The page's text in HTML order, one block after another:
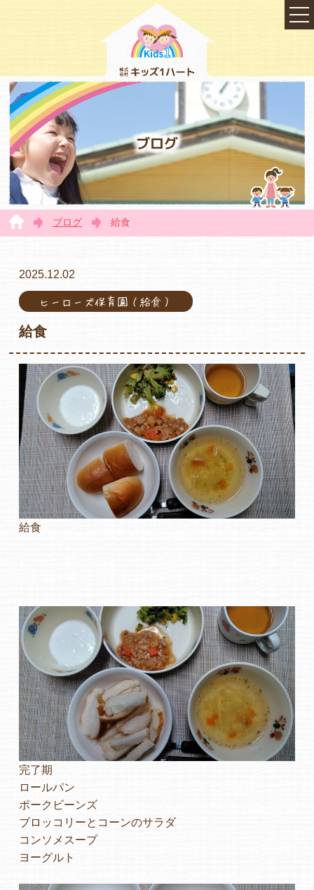
会社概要
各保育園のご紹介
入園・見学の問い合わせ
在園児保護者の方へ
よくあるご質問
ヒーローズ保育園
ヒーローズきっず園田
ヒーローズにしのみや保育園
ヒーローズ旭保育園
キッズ１ハート旭保育所
園の様子
ブログ
ブログ 給食
2025.12.02
ヒーローズ保育園（給食）
給食
給食
完了期
ロールパン
ポークビーンズ
ブロッコリーとコーンのサラダ
コンソメスープ
ヨーグルト